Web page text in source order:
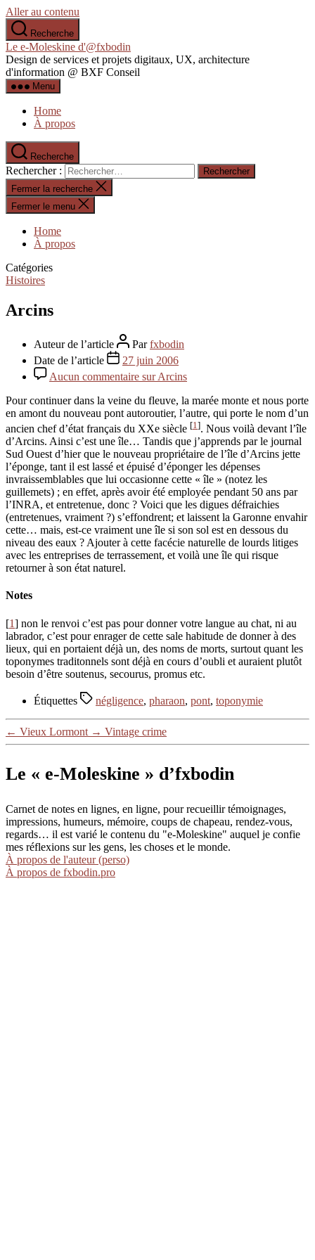
Aller au contenu
Recherche
Le e-Moleskine d'@fxbodin
Design de services et projets digitaux, UX, architecture
d'information @ BXF Conseil
Menu
Home
À propos
Recherche
Rechercher :
Fermer la recherche
Fermer le menu
Home
À propos
Catégories
Histoires
Arcins
Auteur de l’article Parfxbodin
Date de l’article
27 juin 2006
Aucun commentaire sur Arcins
Pour continuer dans la veine du fleuve, la marée monte et nous porte
en amont du nouveau pont autoroutier, l’autre, qui porte le nom d’un
ancien chef d’état français du XXe siècle [1 ]. Nous voilà devant l’île
d’Arcins. Ainsi c’est une île… Tandis que j’apprends par le journal
Sud Ouest d’hier que le nouveau propriétaire de l’île d’Arcins jette
l’éponge, tant il est lassé et épuisé d’éponger les dépenses
invraissemblables que lui occasionne cette « île » (notez les
guillemets) ; en effet, après avoir été employée pendant 50 ans par
l’INRA, et entretenue, donc ? Voici que les digues défraichies
(entretenues, vraiment ?) s’effondrent; et laissent la Garonne envahir
cette… mais, est-ce vraiment une île si son sol est en dessous du
niveau des eaux ? Ajouter à cette facécie naturelle de lourds litiges
avec les entreprises de terrassement, et voilà une île qui risque
retourner à son état naturel.
Notes
[1] non le renvoi c’est pas pour donner votre langue au chat, ni au
labrador, c’est pour enrager de cette sale habitude de donner à des
lieux, qui en portaient déjà un, des noms de morts, surtout quant les
toponymes traditonnels sont déjà en cours d’oubli et auraient plutôt
besoin d’être soutenus, secourus, promus etc.
Étiquettes négligence, pharaon, pont, toponymie
← Vieux Lormont → Vintage crime
Le « e-Moleskine » d’fxbodin
Carnet de notes en lignes, en ligne, pour recueillir témoignages,
impressions, humeurs, mémoire, coups de chapeau, rendez-vous,
regards… il est varié le contenu du "e-Moleskine" auquel je confie
mes réflexions sur les gens, les choses et le monde.
À propos de l'auteur (perso)
À propos de fxbodin.pro